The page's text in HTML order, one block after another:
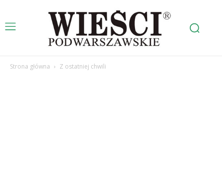
Strona główna Z ostatniej chwili